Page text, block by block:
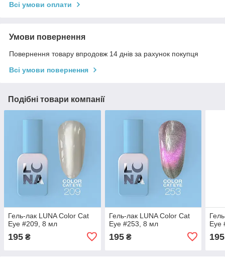
Всі умови оплати
Умови повернення
Повернення товару впродовж 14 днів за рахунок покупця
Всі умови повернення
Подібні товари компанії
Гель-лак LUNA Color Cat
Eye #209, 8 мл
195 ₴
Гель-лак LUNA Color Cat
Eye #253, 8 мл
195₴
Eye
195